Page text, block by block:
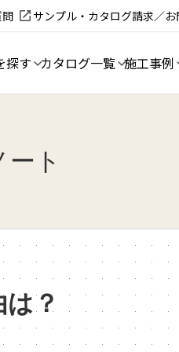
問 サンプル・カタログ請求／お
探す カタログ一覧 施工事例
ート
？